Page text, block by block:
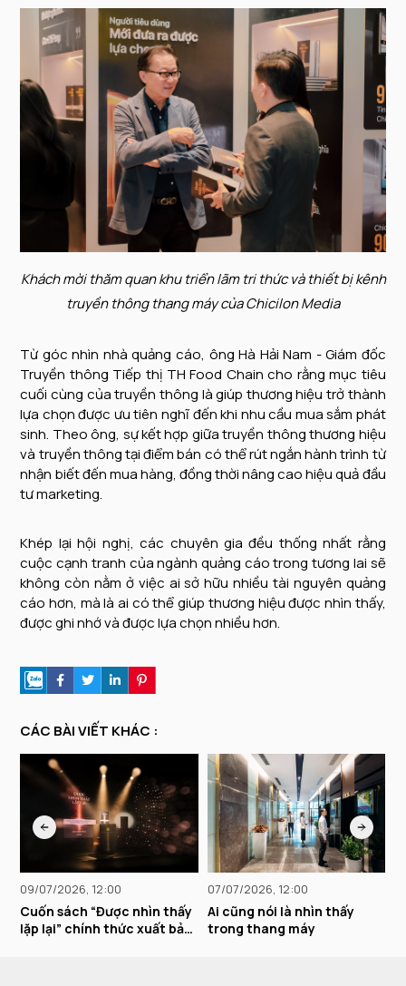
Khách mời thăm quan khu triển lãm tri thức và thiết bị kênh
truyền thông thang máy của Chicilon Media
Từ góc nhìn nhà quảng cáo, ông Hà Hải Nam - Giám đốc
Truyền thông Tiếp thị TH Food Chain cho rằng mục tiêu
cuối cùng của truyền thông là giúp thương hiệu trở thành
lựa chọn được ưu tiên nghĩ đến khi nhu cầu mua sắm phát
sinh. Theo ông, sự kết hợp giữa truyền thông thương hiệu
và truyền thông tại điểm bán có thể rút ngắn hành trình từ
nhận biết đến mua hàng, đồng thời nâng cao hiệu quả đầu
tư marketing.
Khép lại hội nghị, các chuyên gia đều thống nhất rằng
cuộc cạnh tranh của ngành quảng cáo trong tương lai sẽ
không còn nằm ở việc ai sở hữu nhiều tài nguyên quảng
cáo hơn, mà là ai có thể giúp thương hiệu được nhìn thấy,
được ghi nhớ và được lựa chọn nhiều hơn.
CÁC BÀI VIẾT KHÁC :
09/07/2026, 12:00
Cuốn sách “Được nhìn thấy
lặp lại” chính thức xuất bản
07/07/2026, 12:00
Ai cũng nói là nhìn thấy
trong thang máy